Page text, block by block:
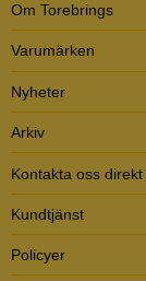
Om Torebrings
Varumärken
Nyheter
Arkiv
Kontakta oss direkt
Kundtjänst
Policyer